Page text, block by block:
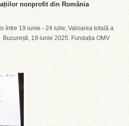
nonprofit din România
între 19 iunie - 24 iulie; Valoarea totală a
19 iunie 2025. Fundația OMV